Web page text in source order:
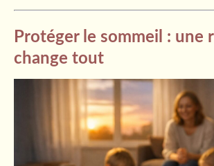
Protéger le sommeil : une
change tout